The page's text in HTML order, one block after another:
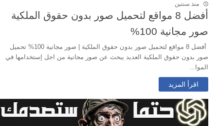
منذ سنتين
أفضل 8 مواقع لتحميل صور بدون حقوق الملكية
صور مجانية 100%
أفضل 8 مواقع لتحميل صور بدون حقوق الملكية | صور مجانية 100% تحميل
صور بدون حقوق الملكية العديد يبحث عن صور مجانية من اجل إستخدامها في
الموا...
اقرأ المزيد